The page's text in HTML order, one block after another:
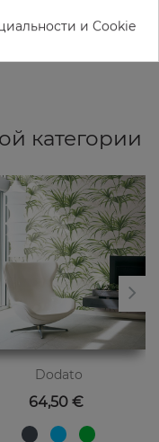
категории
Dodato
Цена
64,50 €
и Cookie